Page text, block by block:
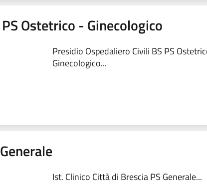
Ostetrico - Ginecologico
Presidio Ospedaliero Civili BS PS
Ginecologico...
Ist. Clinico Città di Brescia PS Generale...